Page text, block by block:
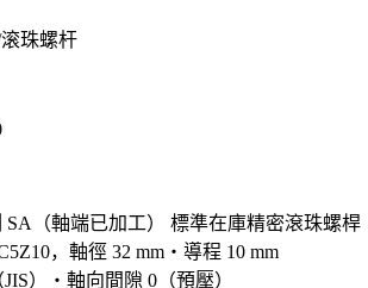
滚珠螺杆
SA（軸端已加工） 標準在庫精密滾珠螺桿
，軸徑 32 mm・導程 10 mm
）・軸向間隙 0（預壓）